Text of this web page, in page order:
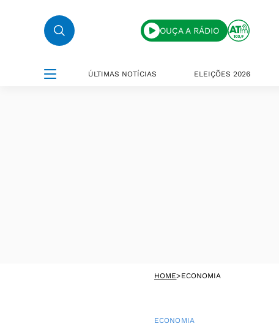
OUÇA A RÁDIO
ÚLTIMAS NOTÍCIAS ELEIÇÕES 2026
HOME>ECONOMIA
ECONOMIA